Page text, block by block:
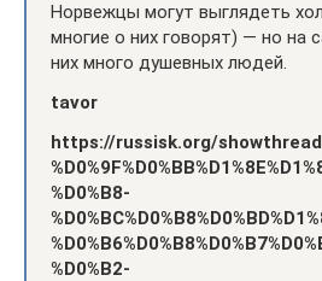
Норвежцы могут выглядеть
многие о них говорят) — но на
них много душевных людей.
tavor
https://russisk.org/
%D0%B8-
%D0%B2-